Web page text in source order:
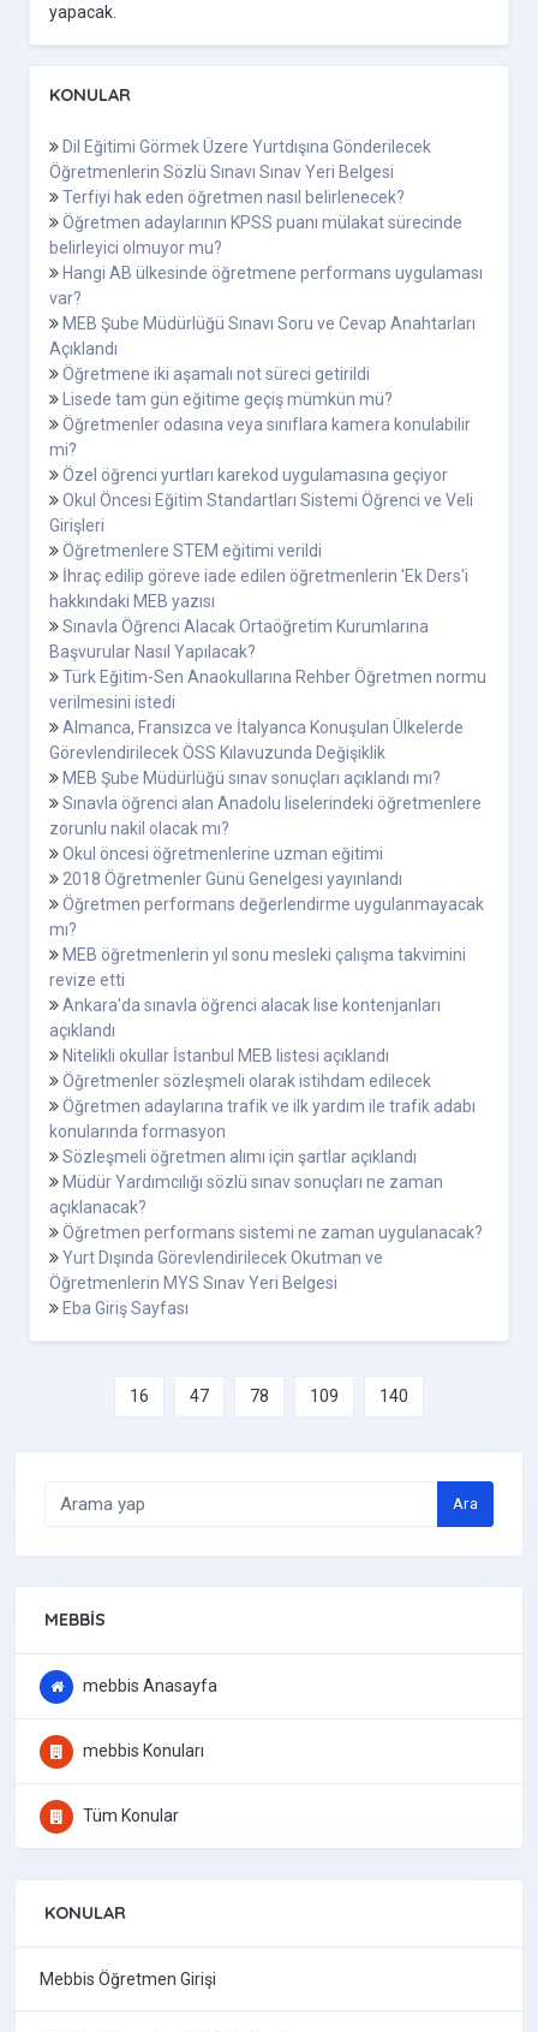
yapacak.
KONULAR
Dil Eğitimi Görmek Üzere Yurtdışına Gönderilecek
Öğretmenlerin Sözlü Sınavı Sınav Yeri Belgesi
Terfiyi hak eden öğretmen nasıl belirlenecek?
Öğretmen adaylarının KPSS puanı mülakat sürecinde
belirleyici olmuyor mu?
Hangi AB ülkesinde öğretmene performans uygulaması
var?
MEB Şube Müdürlüğü Sınavı Soru ve Cevap Anahtarları
Açıklandı
Öğretmene iki aşamalı not süreci getirildi
Lisede tam gün eğitime geçiş mümkün mü?
Öğretmenler odasına veya sınıflara kamera konulabilir
mi?
Özel öğrenci yurtları karekod uygulamasına geçiyor
Okul Öncesi Eğitim Standartları Sistemi Öğrenci ve Veli
Girişleri
Öğretmenlere STEM eğitimi verildi
İhraç edilip göreve iade edilen öğretmenlerin 'Ek Ders'i
hakkındaki MEB yazısı
Sınavla Öğrenci Alacak Ortaöğretim Kurumlarına
Başvurular Nasıl Yapılacak?
Türk Eğitim-Sen Anaokullarına Rehber Öğretmen normu
verilmesini istedi
Almanca, Fransızca ve İtalyanca Konuşulan Ülkelerde
Görevlendirilecek ÖSS Kılavuzunda Değişiklik
MEB Şube Müdürlüğü sınav sonuçları açıklandı mı?
Sınavla öğrenci alan Anadolu liselerindeki öğretmenlere
zorunlu nakil olacak mı?
Okul öncesi öğretmenlerine uzman eğitimi
2018 Öğretmenler Günü Genelgesi yayınlandı
Öğretmen performans değerlendirme uygulanmayacak
mı?
MEB öğretmenlerin yıl sonu mesleki çalışma takvimini
revize etti
Ankara'da sınavla öğrenci alacak lise kontenjanları
açıklandı
Nitelikli okullar İstanbul MEB listesi açıklandı
Öğretmenler sözleşmeli olarak istihdam edilecek
Öğretmen adaylarına trafik ve ilk yardım ile trafik adabı
konularında formasyon
Sözleşmeli öğretmen alımı için şartlar açıklandı
Müdür Yardımcılığı sözlü sınav sonuçları ne zaman
açıklanacak?
Öğretmen performans sistemi ne zaman uygulanacak?
Yurt Dışında Görevlendirilecek Okutman ve
Öğretmenlerin MYS Sınav Yeri Belgesi
Eba Giriş Sayfası
16 47 78 109 140
Ara
MEBBIS
mebbis Anasayfa
mebbis Konuları
Tüm Konular
KONULAR
Mebbis Öğretmen Girişi